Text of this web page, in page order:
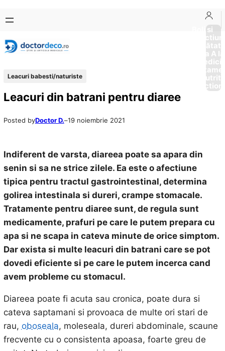
conținut
content
Boli si
Afectiuni
Sănătate
de la A
Leacuri babesti/naturiste
Leacuri din batrani pentru diaree
Posted byDoctor D.–19 noiembrie 2021
Indiferent de varsta, diareea poate sa apara din
senin si sa ne strice zilele. Ea este o afectiune
tipica pentru tractul gastrointestinal, determina
golirea intestinala si dureri, crampe stomacale.
Tratamente pentru diaree sunt, de regula sunt
medicamente, prafuri pe care le putem prepara cu
apa si ne scapa in cateva minute de orice simptom.
Dar exista si multe leacuri din batrani care se pot
dovedi eficiente si pe care le putem incerca cand
avem probleme cu stomacul.
Diareea poate fi acuta sau cronica, poate dura si
cateva saptamani si provoaca de multe ori stari de
rau, oboseala, moleseala, dureri abdominale, scaune
frecvente cu o consistenta apoasa, foarte greu de